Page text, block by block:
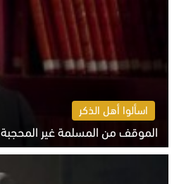
اسألوا أهل الذكر
الموقف من المسلمة غير المحجبة
الخميس 6 أغسطس 2026 10:45 ص